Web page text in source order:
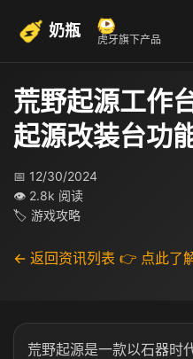
奶瓶 虎牙旗下产品
荒野起源工作
起源改装台功
📅 12/30/2024
👁 2.8k 阅读
🏷 游戏攻略
← 返回资讯列表 👉 点此了
荒野起源是一款以石器时